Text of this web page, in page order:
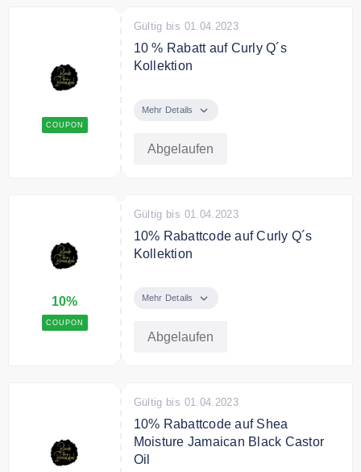
COUPON
Gültig bis 01.04.2023
10 % Rabatt auf Curly Q´s
Kollektion
Locken Ihrer Kleinen mit der Curly
Bedingungen
Mehr Details
Abgelaufen
10%
COUPON
Gültig bis 01.04.2023
10% Rabattcode auf Curly Q´s
Kollektion
Locken Ihrer Kleinen mit der Curly
Mehr Details
Abgelaufen
Gültig bis 01.04.2023
10% Rabattcode auf Shea
Moisture Jamaican Black Castor
Oil